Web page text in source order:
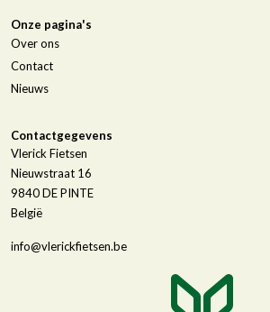
Onze pagina's
Over ons
Contact
Nieuws
Contactgegevens
Vlerick Fietsen
Nieuwstraat 16
9840DE PINTE
België
info@vlerickfietsen.be